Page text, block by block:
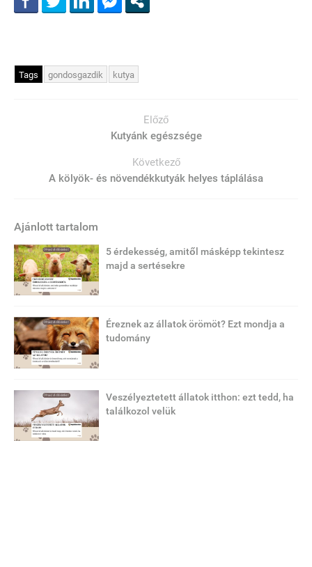
Tags gondosgazdik kutya
Előző
Kutyánk egészsége
Következő
A kölyök- és növendékkutyák helyes táplálása
Ajánlott tartalom
5 érdekesség, amitől másképp tekintesz
majd a sertésekre
Éreznek az állatok örömöt? Ezt mondja a
tudomány
Veszélyeztetett állatok itthon: ezt tedd, ha
találkozol velük